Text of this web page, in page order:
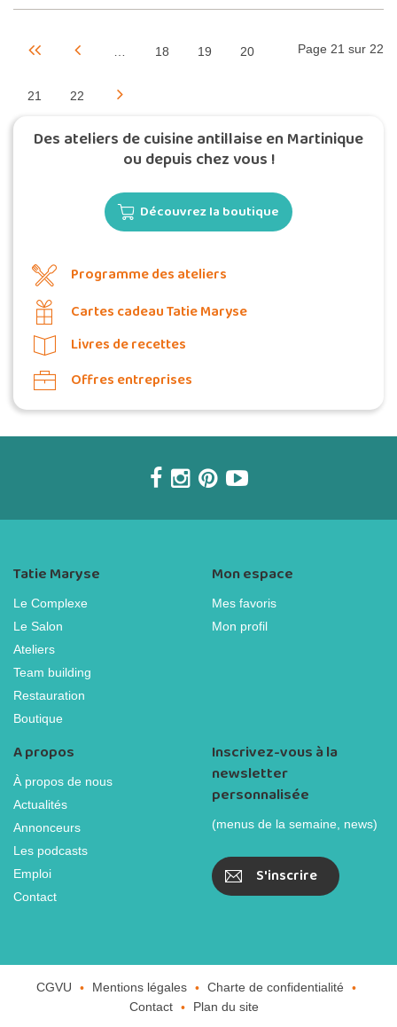
Page 21 sur 22
18 19 20
21 22
Des ateliers de cuisine antillaise en Martinique
ou depuis chez vous !
Découvrez la boutique
Programme des ateliers
Cartes cadeau Tatie Maryse
Livres de recettes
Offres entreprises
Tatie Maryse
Le Complexe
Le Salon
Ateliers
Team building
Restauration
Boutique
Mon espace
Mes favoris
Mon profil
A propos
À propos de nous
Actualités
Annonceurs
Les podcasts
Emploi
Contact
Inscrivez-vous à la
newsletter
personnalisée
(menus de la semaine, news)
S'inscrire
CGVU Mentions légales
Charte de confidentialité
Contact
Plan du site